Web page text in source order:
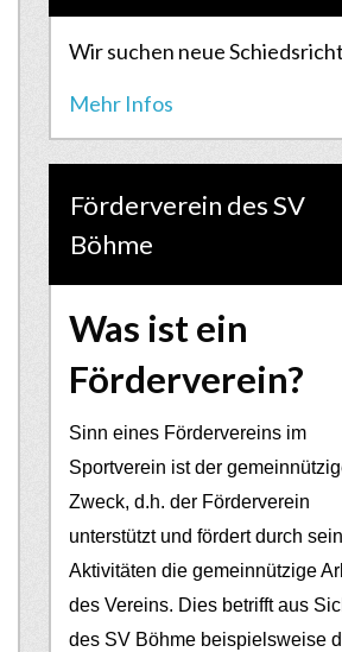
Wir suchen neue
Mehr Infos
Förderverein des SV
Böhme
Was ist ein
Förderverein?
Sinn eines Fördervereins im
Sportverein ist der
Zweck, d.h. der Förderverein
unterstützt und fördert durch
Aktivitäten die gemeinnützige
des Vereins. Dies betrifft aus
des SV Böhme beispielsweise